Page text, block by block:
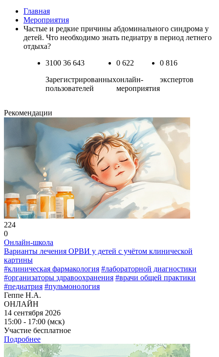
Главная
Мероприятия
Частые и редкие причины абдоминального синдрома у
детей. Что необходимо знать педиатру в период летнего
отдыха?
3100 36 643
Зарегистрированных
пользователей
0 622
онлайн-
мероприятия
0 816
экспертов
Рекомендации
224
0
Онлайн-школа
Варианты лечения ОРВИ у детей с учётом клинической
картины
#клиническая фармакология #лабораторной диагностики
#организаторы здравоохранения #врачи общей практики
#педиатрия #пульмонология
Геппе Н.А.
ОНЛАЙН
14 сентября 2026
15:00 - 17:00 (мск)
Участие бесплатное
Подробнее